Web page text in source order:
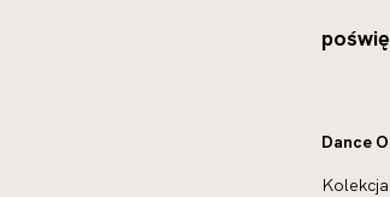
Dance